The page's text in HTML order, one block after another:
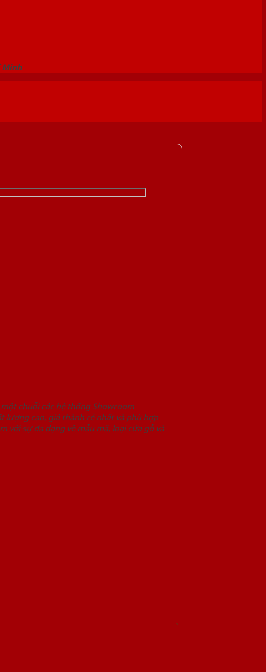
Minh
một chuỗi các hệ thống Showroom
lượng cao, giá thành rẻ nhất và phù hợp
với sự đa dạng về mẫu mã, loại cửa gỗ và